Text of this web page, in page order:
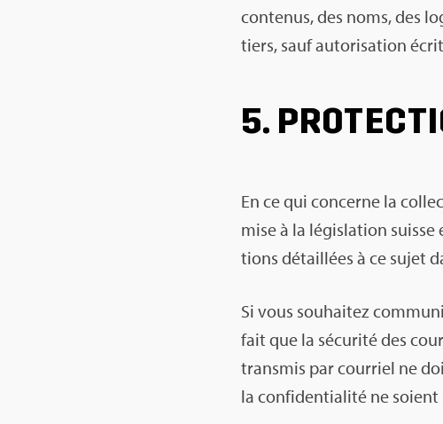
conte­nus, des noms, des
tiers, sauf auto­ri­sa­tion
5.
En ce qui concerne la
mise à la légis­la­tion
tions détaillées à ce sujet
Si vous sou­hai­tez
fait que la sécu­rité des
trans­mis par cour­riel ne
la confi­den­tia­lité ne